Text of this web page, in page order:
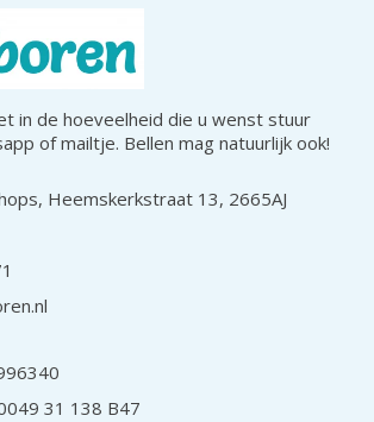
in de hoeveelheid die u wenst stuur
of mailtje. Bellen mag natuurlijk ook!
Heemskerkstraat 13, 2665AJ
31 138 B47